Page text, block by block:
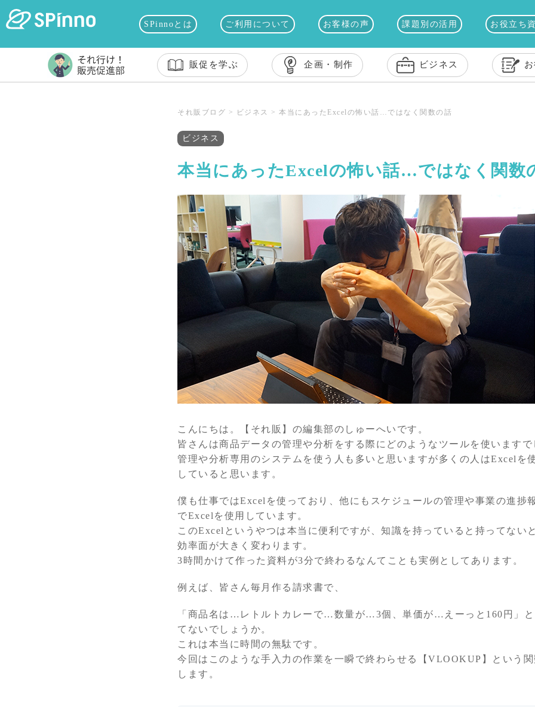
SPinnoとは ご利用について お客様の声 課題別の活用 お役立ち
販促を学ぶ 企画・制作 ビジネス
それ販ブログ > ビジネス > 本当にあったExcelの怖い話…ではなく関数の話
ビジネス
本当にあったExcelの怖い話…ではなく関数
こんにちは。【それ販】の編集部のしゅーへいです。
皆さんは商品データの管理や分析をする際にどのようなツールを使いますで
管理や分析専用のシステムを使う人も多いと思いますが多くの人はExcelを
していると思います。
僕も仕事ではExcelを使っており、他にもスケジュールの管理や事業の進捗
でExcelを使用しています。
このExcelというやつは本当に便利ですが、知識を持っていると持ってない
効率面が大きく変わります。
3時間かけて作った資料が3分で終わるなんてことも実例としてあります。
例えば、皆さん毎月作る請求書で、
「商品名は…レトルトカレーで…数量が…3個、単価が…えーっと160円」と
てないでしょうか。
これは本当に時間の無駄です。
今回はこのような手入力の作業を一瞬で終わらせる【VLOOKUP】という
します。